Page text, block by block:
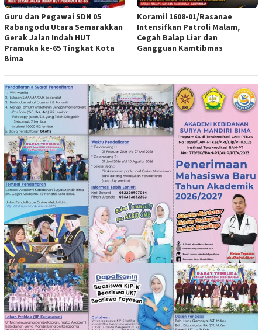
Guru dan Pegawai SDN 05
Rabangodu Utara Semarakkan
Gerak Jalan Indah HUT
Pramuka ke-65 Tingkat Kota
Bima
Koramil 1608-01/Rasanae
Intensifkan Patroli Malam,
Cegah Balap Liar dan
Gangguan Kamtibmas